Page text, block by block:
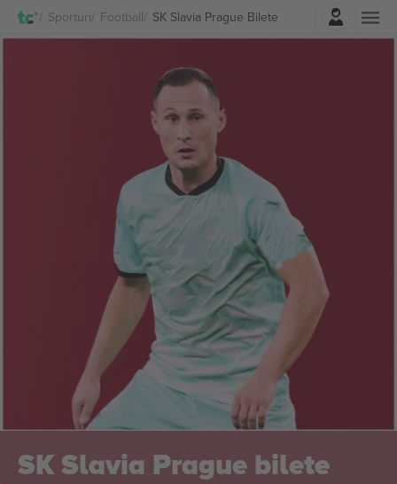
Sporturi Football SK Slavia Prague Bilete
Autentificare
SK Slavia Prague bilete